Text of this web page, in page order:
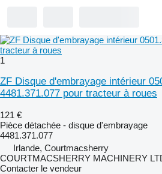
1
ZF Disque d'embrayage intérieur
4481.371.077 pour tracteur à roues
121 €
Pièce détachée - disque d'embrayage
4481.371.077
Irlande, Courtmacsherry
COURTMACSHERRY MACHINERY
Contacter le vendeur